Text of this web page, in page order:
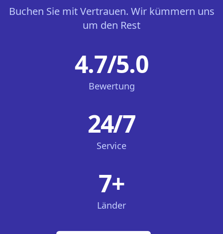
Buchen Sie mit Vertrauen. Wir kümmern uns
um den Rest
Bewertung
4.7/5.0
Service
24/7
Länder
7+